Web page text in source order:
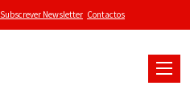
Subscrever Newsletter Contactos
Toggle